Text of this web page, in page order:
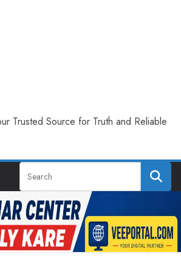
Trusted Source for Truth and Reliable